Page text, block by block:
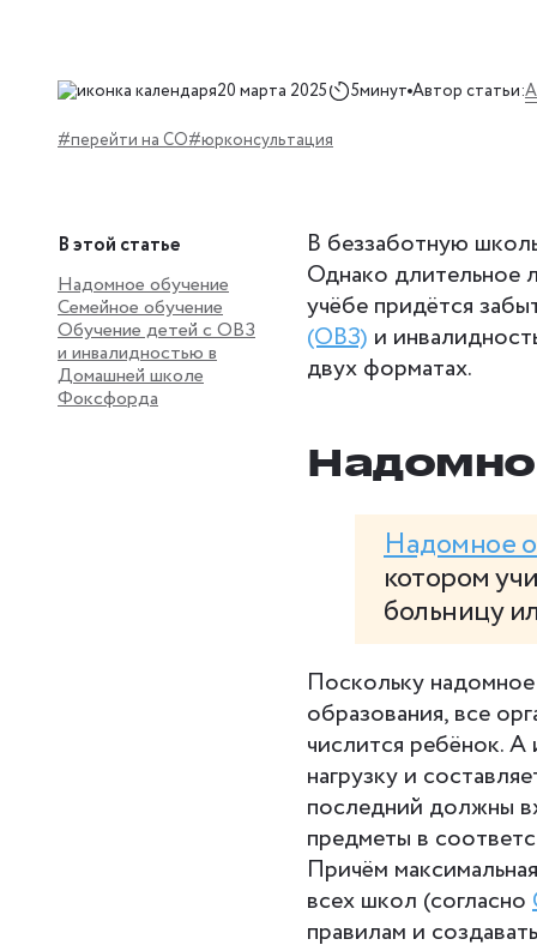
20 марта 2025 5минут Автор статьи:
#перейти на СО#юрконсультация
В этой статье
Надомное обучение
Семейное обучение
Обучение детей с ОВЗ
и инвалидностью в
Домашней школе
Фоксфорда
В беззаботную
Однако длительное
учёбе придётся
(ОВЗ) и
двух форматах.
Надомное
котором
больницу
Поскольку
образования, все
числится ребёнок. А
нагрузку и
последний должны
предметы в
Причём
всех школ (согласно
правилам и